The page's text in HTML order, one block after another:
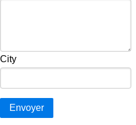
City
Envoyer